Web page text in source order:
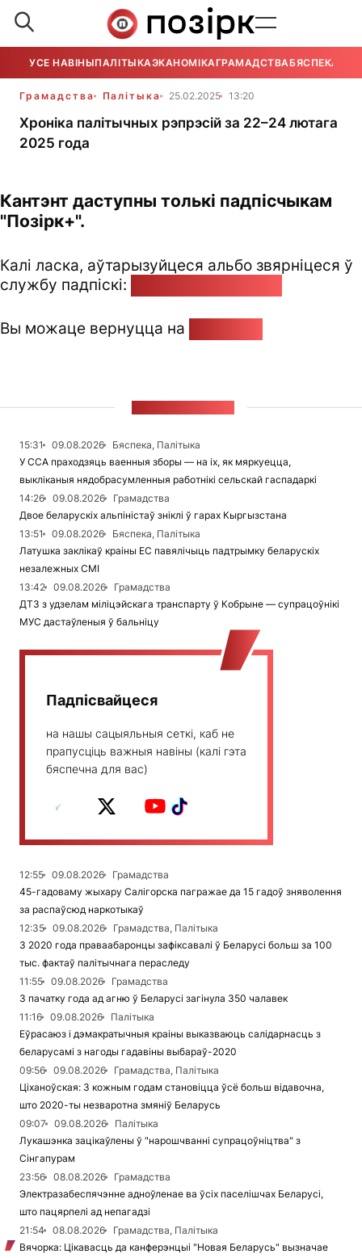
УСЕ НАВІНЫПАЛІТЫКАЭКАНОМІКАГРАМАДСТВАБЯСПЕКА
Грамадства Палітыка 25.02.2025 13:20
Хроніка палітычных рэпрэсій за 22–24 лютага
2025 года
Кантэнт даступны толькі падпісчыкам
"Позірк+".
Калі ласка, аўтарызуйцеся альбо звярніцеся ў
службу падпіскі:
Вы можаце вернуцца на
15:31 09.08.2026
Бяспека, Палітыка
У ССА праходзяць ваенныя зборы — на іх, як мяркуецца,
выкліканыя нядобрасумленныя работнікі сельскай гаспадаркі
14:26
09.08.2026
Грамадства
Двое беларускіх альпіністаў зніклі ў гарах Кыргызстана
13:51
09.08.2026
Бяспека, Палітыка
Латушка заклікаў краіны ЕС павялічыць падтрымку беларускіх
незалежных СМІ
13:42
09.08.2026
Грамадства
ДТЗ з удзелам міліцэйскага транспарту ў Кобрыне — супрацоўнікі
МУС дастаўленыя ў бальніцу
Падпісвайцеся
на нашы сацыяльныя сеткі, каб не
прапусціць важныя навіны (калі гэта
бяспечна для вас)
12:55 09.08.2026
Грамадства
45-гадоваму жыхару Салігорска пагражае да 15 гадоў зняволення
за распаўсюд наркотыкаў
12:35
09.08.2026
Грамадства, Палітыка
З 2020 года праваабаронцы зафіксавалі ў Беларусі больш за 100
тыс. фактаў палітычнага пераследу
11:55
09.08.2026
Грамадства
З пачатку года ад агню ў Беларусі загінула 350 чалавек
11:16
09.08.2026
Палітыка
Еўрасаюз і дэмакратычныя краіны выказваюць салідарнасць з
беларусамі з нагоды гадавіны выбараў-2020
09:56
09.08.2026
Грамадства, Палітыка
Ціханоўская: З кожным годам становіцца ўсё больш відавочна,
што 2020-ты незваротна змяніў Беларусь
09:07
09.08.2026
Палітыка
Лукашэнка зацікаўлены ў "нарошчванні супрацоўніцтва" з
Сінгапурам
23:56
08.08.2026
Грамадства
Электразабеспячэнне адноўленае ва ўсіх паселішчах Беларусі,
што пацярпелі ад непагадзі
21:54
08.08.2026
Грамадства, Палітыка
Вячорка: Цікавасць да канферэнцыі "Новая Беларусь" вызначае